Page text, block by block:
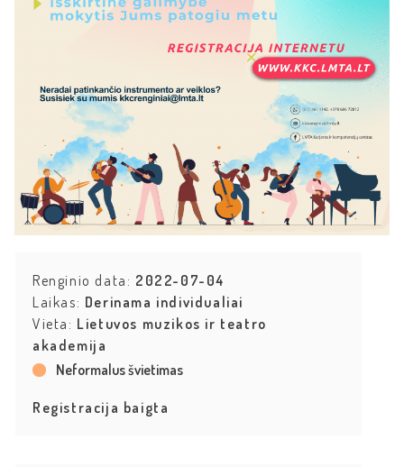
Renginio data: 2022-07-04
Laikas: Derinama individualiai
Vieta: Lietuvos muzikos ir teatro
akademija
Neformalus švietimas
Registracija baigta